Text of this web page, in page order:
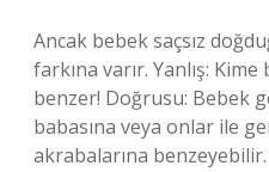
Ancak bebek saçsız
farkına varır. Yanlış:
benzer! Doğrusu: Bebek
babasına veya onlar ile
akrabalarına benzeyebilir.